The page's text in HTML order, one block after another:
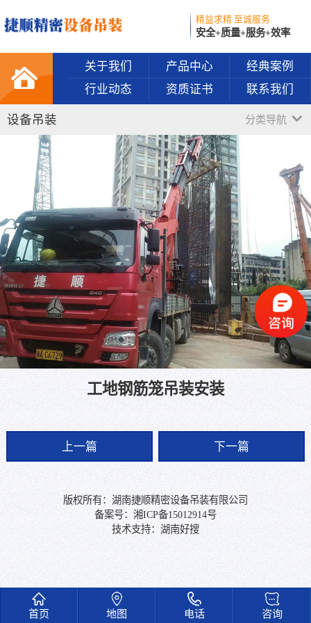
精益求精 至诚服务
安全+质量+服务+效率
关于我们 产品中心
经典案例
行业动态
资质证书 联系我们
设备吊装 分类导航
工地钢筋笼吊装安装
上一篇 下一篇
版权所有：湖南捷顺精密设备吊装有限公司
备案号： 湘ICP备15012914号
技术支持： 湖南好搜
首页 地图 电话 咨询